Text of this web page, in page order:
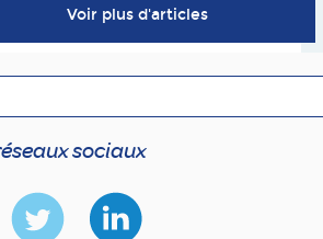
Voir plus d'articles
sociaux